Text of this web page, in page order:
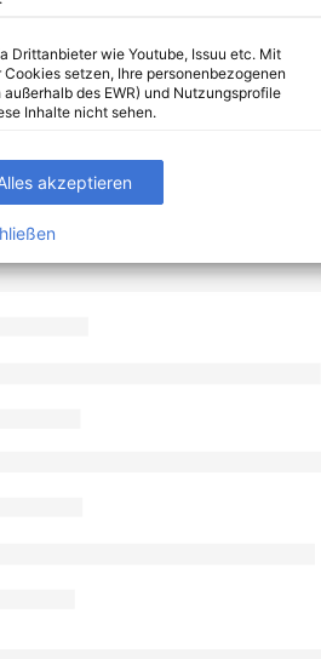
Drittanbieter wie Youtube, Issuu etc. Mit
setzen, Ihre personenbezogenen
des EWR) und Nutzungsprofile
Inhalte nicht sehen.
akzeptieren